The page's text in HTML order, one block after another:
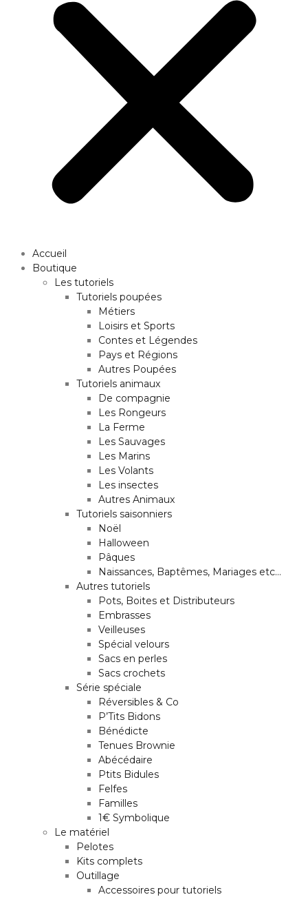
Accueil
Boutique
Les tutoriels
Tutoriels poupées
Métiers
Loisirs et Sports
Contes et Légendes
Pays et Régions
Autres Poupées
Tutoriels animaux
De compagnie
Les Rongeurs
La Ferme
Les Sauvages
Les Marins
Les Volants
Les insectes
Autres Animaux
Tutoriels saisonniers
Noël
Halloween
Pâques
Naissances, Baptêmes, Mariages etc…
Autres tutoriels
Pots, Boites et Distributeurs
Embrasses
Veilleuses
Spécial velours
Sacs en perles
Sacs crochets
Série spéciale
Réversibles & Co
P’Tits Bidons
Bénédicte
Tenues Brownie
Abécédaire
Ptits Bidules
Felfes
Familles
1€ Symbolique
Le matériel
Pelotes
Kits complets
Outillage
Accessoires pour tutoriels